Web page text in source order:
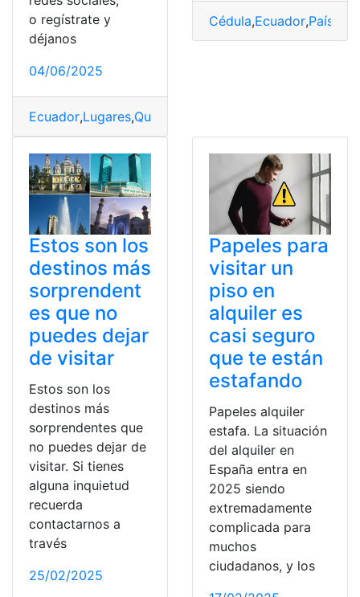
o regístrate y
déjanos
04/06/2025
Ecuador,Lugares,Quito
Cédula,Ecuador,Países
Estos son los
destinos más
sorprendent
es que no
puedes dejar
de visitar
Estos son los
destinos más
sorprendentes que
no puedes dejar de
visitar. Si tienes
alguna inquietud
recuerda
contactarnos a
través
25/02/2025
Papeles para
visitar un
piso en
alquiler es
casi seguro
que te están
estafando
Papeles alquiler
estafa. La situación
del alquiler en
España entra en
2025 siendo
extremadamente
complicada para
muchos
ciudadanos, y los